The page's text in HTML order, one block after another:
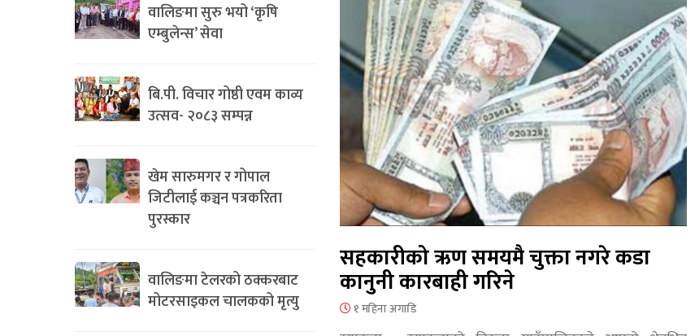
वालिङमा सुरु भयो ‘कृषि
एम्बुलेन्स’ सेवा
बि.पी. विचार गोष्ठी एवम काव्य
उत्सव- २०८३ सम्पन्न
खेम सारुमगर र गोपाल
जिटीलाई कञ्चन पत्रकरिता
पुरस्कार
वालिङमा टेलरको ठक्करबाट
मोटरसाइकल चालकको मृत्यु
सहकारीको ऋण समयमै चुक्ता नगरे कडा
कानुनी कारबाही गरिने
१ महिना अगाडि